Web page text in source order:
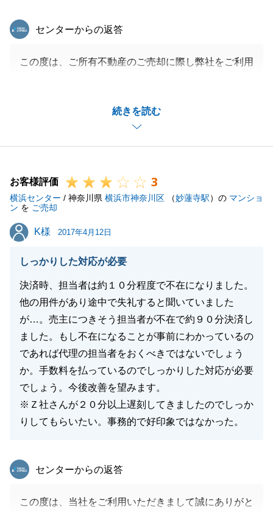
続きを読む
東急リバブル
センターからの返答
この度は、ご所有不動産のご売却に際し弊社をご利用
ては既に販売活動を開始していた状態で、弊社として
は、スタートから出遅れておりましたが、他センター
との情報共有の結果、弊社で売却のお手伝いをするこ
T様にご満足頂けたのであれば大変嬉しく思います。
コロナ禍の状況で、営業マンとの接触を懸念するお客
様もこれからもしばらく多いかと思います。
T様に頂いたご意見を参考に、引き続き、お客様の気
この度は、有難うございました。
閉じる
お客様評価 3
横浜センター / 神奈川県 横浜市神奈川区 （妙蓮寺駅）の マンショ
ン を ご売却
K様
K様 2017年4月12日
しっかりした対応が必要
決済時、担当者は約１０分程度で不在になりました。
他の用件があり途中で失礼すると聞いていました
が…。売主につきそう担当者が不在で約９０分決済し
ました。もし不在になることが事前にわかっているの
であれば代理の担当者をおくべきではないでしょう
か。手数料を払っているのでしっかりした対応が必要
でしょう。今後改善を望みます。
※Ｚ社さんが２０分以上遅刻してきましたのでしっか
りしてもらいたい。事務的で好印象ではなかった。
東急リバブル
センターからの返答
この度は、当社をご利用いただきまして誠にありがと